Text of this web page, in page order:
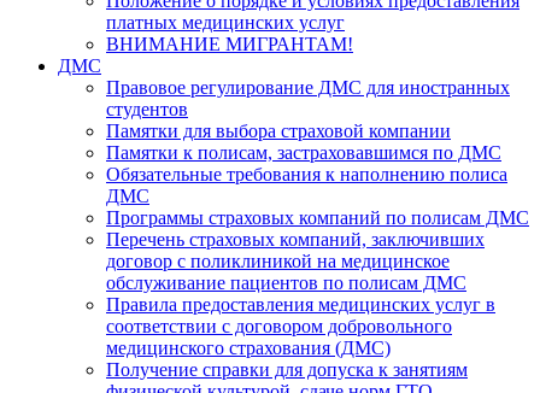
платных медицинских услуг
ВНИМАНИЕ МИГРАНТАМ!
ДМС
Правовое регулирование ДМС для иностранных
студентов
Памятки для выбора страховой компании
Памятки к полисам, застраховавшимся по ДМС
Обязательные требования к наполнению полиса
ДМС
Программы страховых компаний по полисам ДМС
Перечень страховых компаний, заключивших
договор с поликлиникой на медицинское
обслуживание пациентов по полисам ДМС
Правила предоставления медицинских услуг в
соответствии с договором добровольного
медицинского страхования (ДМС)
Получение справки для допуска к занятиям